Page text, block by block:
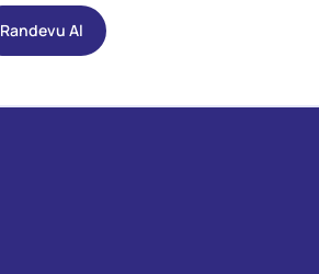
Randevu Al